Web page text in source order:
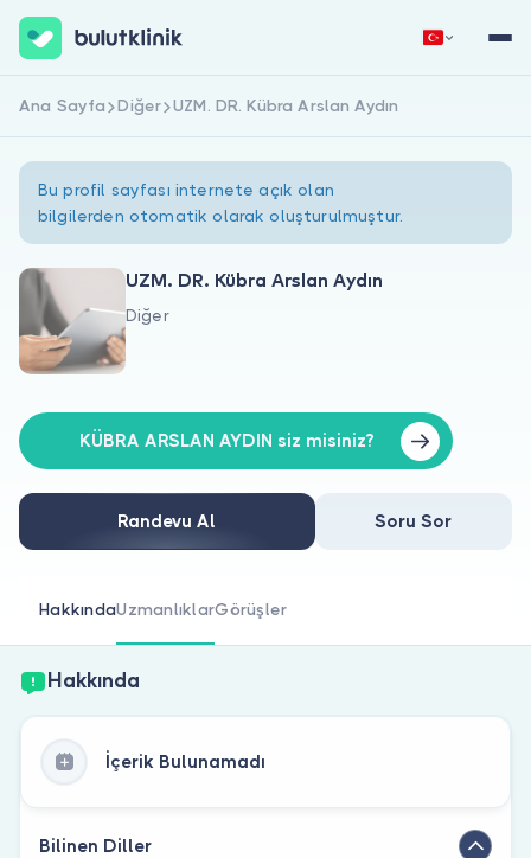
Hakkımızda
Doktorlar için
Doktor musunuz?
Hemen Kaydol Giriş Yap
Ana Sayfa Diğer UZM. DR. Kübra Arslan Aydın
Bu profil sayfası internete açık olan
bilgilerden otomatik olarak oluşturulmuştur.
UZM. DR. Kübra Arslan Aydın
Diğer
KÜBRA ARSLAN AYDIN siz misiniz?
Randevu Al Soru Sor
HakkındaUzmanlıklarGörüşler
Hakkında
İçerik Bulunamadı
Bilinen Diller